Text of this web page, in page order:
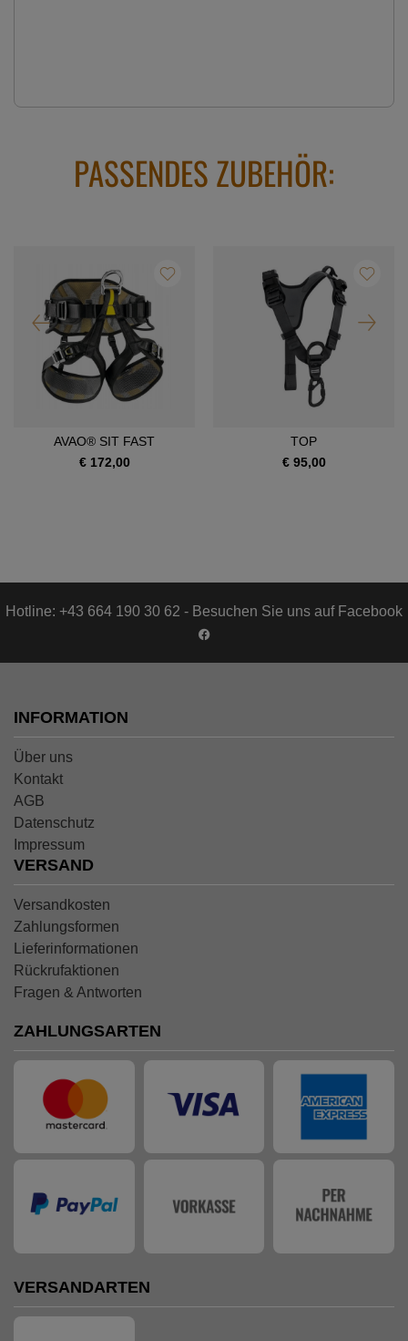
PASSENDES ZUBEHÖR:
AVAO® SIT FAST
€ 172,00
TOP
€ 95,00
Hotline: +43 664 190 30 62 - Besuchen Sie uns auf Facebook
INFORMATION
Über uns
Kontakt
AGB
Datenschutz
Impressum
VERSAND
Versandkosten
Zahlungsformen
Lieferinformationen
Rückrufaktionen
Fragen & Antworten
ZAHLUNGSARTEN
VERSANDARTEN